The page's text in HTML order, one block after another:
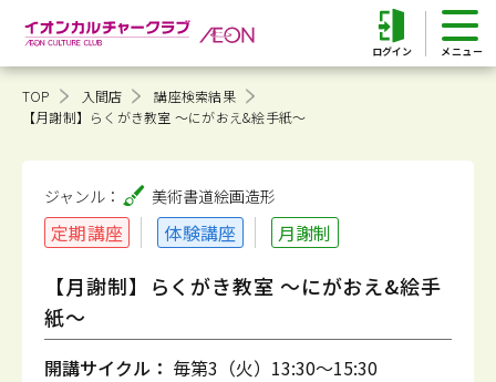
ログイン
TOP 入間店
講座検索結果
【月謝制】らくがき教室 ～にがおえ&絵手紙～
ジャンル： 美術書道絵画造形
定期講座 体験講座 月謝制
【月謝制】らくがき教室 ～にがおえ&絵手
紙～
開講サイクル： 毎第3（火）13:30～15:30